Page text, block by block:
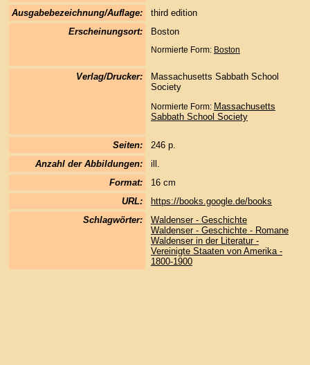
Ausgabebezeichnung/Auflage:
third edition
Erscheinungsort:
Boston
Normierte Form: Boston
Verlag/Drucker:
Massachusetts Sabbath School
Society
Normierte Form: Massachusetts
Sabbath School Society
Seiten:
246 p.
Anzahl der Abbildungen:
ill.
Format:
16 cm
URL:
https://books.google.de/books
Schlagwörter:
Waldenser - Geschichte
Waldenser - Geschichte - Romane
Waldenser in der Literatur -
Vereinigte Staaten von Amerika -
1800-1900